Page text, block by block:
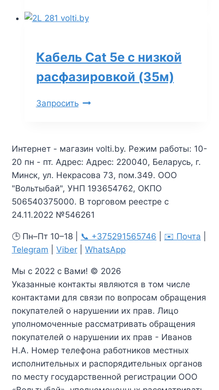
Кабель Cat 5e с низкой
расфазировкой (35м)
Запросить
Интернет - магазин volti.by. Режим работы: 10-
20 пн - пт. Адрес: Адрес: 220040, Беларусь, г.
Минск, ул. Некрасова 73, пом.349. ООО
"Вольтыбай", УНП 193654762, ОКПО
506540375000. В торговом реестре с
24.11.2022 №546261
🕒 Пн–Пт 10–18 | 📞 +375291565746 ✉️ Почта
Telegram
Viber WhatsApp
Мы с 2022 с Вами! © 2026
Указанные контакты являются в том числе
контактами для связи по вопросам обращения
покупателей о нарушении их прав. Лицо
уполномоченные рассматривать обращения
покупателей о нарушении их прав - Иванов
Н.А. Номер телефона работников местных
исполнительных и распорядительных органов
по месту государственной регистрации ООО